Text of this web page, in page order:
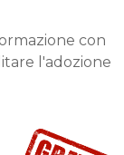
con
l'adozione